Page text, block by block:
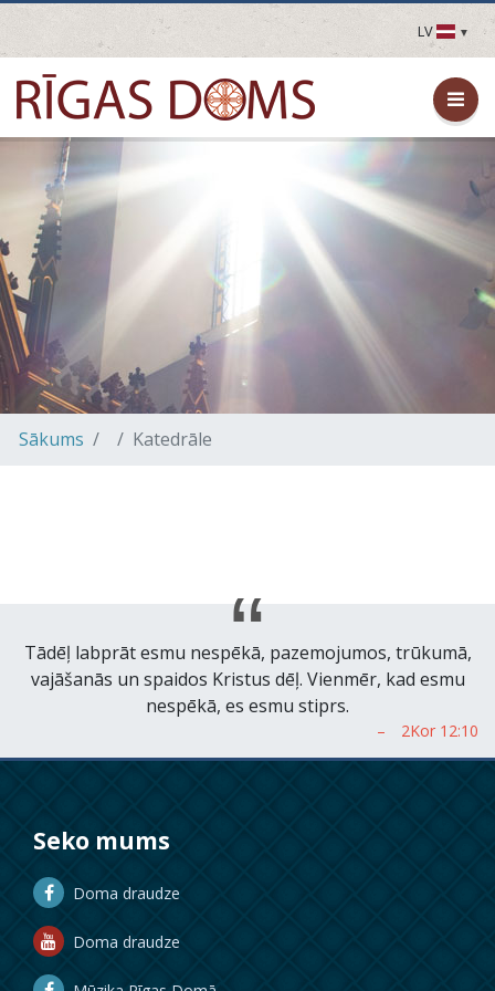
LV
LV
EN
DE
FR
EE
FI
Sākums Katedrāle
Tādēļ labprāt esmu nespēkā, pazemojumos, trūkumā,
vajāšanās un spaidos Kristus dēļ. Vienmēr, kad esmu
nespēkā, es esmu stiprs.
Seko mums
Doma draudze
Doma draudze